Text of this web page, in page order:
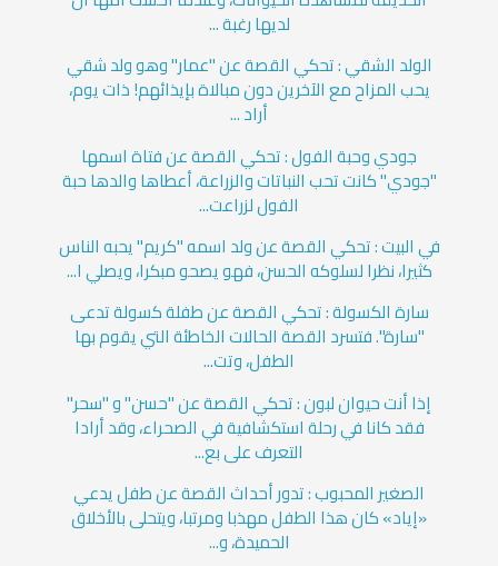
لديها رغبة ...
الولد الشقي : تحكي القصة عن "عمار" وهو ولد شقي
يحب المزاح مع الآخرين دون مبالاة بإيذائهم! ذات يوم،
أراد ...
جودي وحبة الفول : تحكي القصة عن فتاة اسمها
"جودي" كانت تحب النباتات والزراعة، أعطاها والدها حبة
الفول لزراعت...
في البيت : تحكي القصة عن ولد اسمه "كريم" يحبه الناس
كثيرا، نظرا لسلوكه الحسن، فهو يصحو مبكرا، ويصلي ا...
سارة الكسولة : تحكي القصة عن طفلة كسولة تدعى
"سارة". فتسرد القصة الحالات الخاطئة التي يقوم بها
الطفل، وتت...
إذا أنت حيوان لبون : تحكي القصة عن "حسن" و "سحر"
فقد كانا في رحلة استكشافية في الصحراء، وقد أرادا
التعرف على بع...
الصغير المحبوب : تدور أحداث القصة عن طفل يدعي
«إياد» كان هذا الطفل مهذبا ومرتبا، ويتحلى بالأخلاق
الحميدة، و...